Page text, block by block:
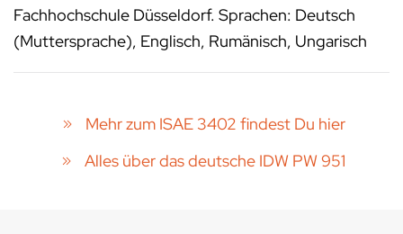
Fachhochschule Düsseldorf. Sprachen: Deutsch
(Muttersprache), Englisch, Rumänisch, Ungarisch
Mehr zum ISAE 3402 findest Du hier
Alles über das deutsche IDW PW 951